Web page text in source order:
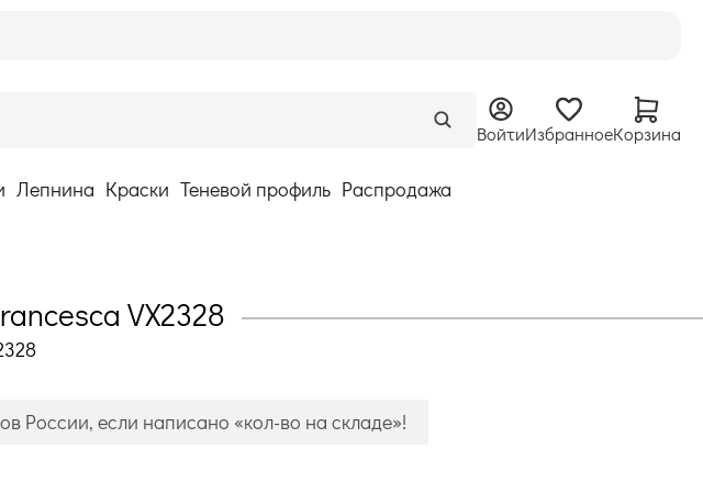
ВойтиИзбранноеКорзина
Лепнина Краски Теневой профиль Распродажа
VX2328
России, если написано «кол-во на складе»!